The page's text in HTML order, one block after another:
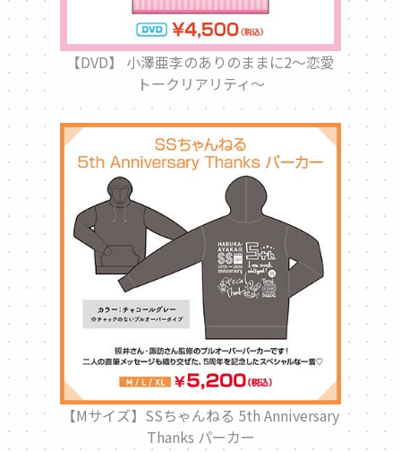
【DVD】 小澤亜李のありのままに2～恋愛
トークリアリティ～
【Mサイズ】SSちゃんねる 5th Anniversary
Thanks パーカー